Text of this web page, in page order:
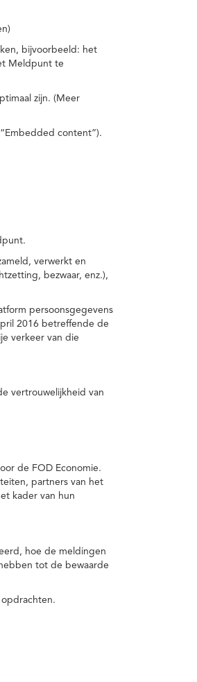
bijvoorbeeld: het
Meldpunt te
zijn. (Meer
content”).
verwerkt en
bezwaar, enz.),
persoonsgegevens
2016 betreffende de
verkeer van die
vertrouwelijkheid van
de FOD Economie.
partners van het
kader van hun
hoe de meldingen
tot de bewaarde